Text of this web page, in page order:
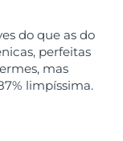
do que as do
perfeitas
mas
limpíssima.